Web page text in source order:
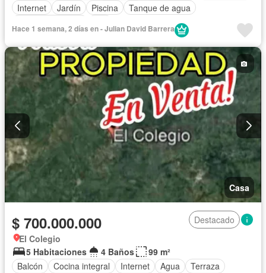
Internet
Jardín Piscina
Tanque de agua
Hace 1 semana, 2 días en - Julian David Barrera
Casa
$ 700.000.000
Destacado
El Colegio
5 Habitaciones
4 Baños
99 m²
Balcón
Cocina integral Internet Agua Terraza